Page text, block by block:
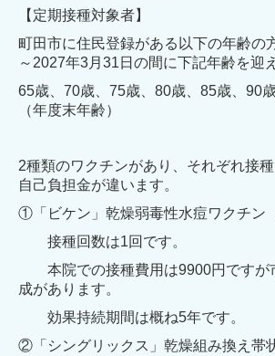
【定期接種対象者】
町田市に住民登録がある以下の年齢の
～2027年3月31日の間に下記年齢を迎
65歳、70歳、75歳、80歳、85歳、90
（年度末年齢）
2種類のワクチンがあり、それぞれ接種
自己負担金が違います。
①「ビケン」乾燥弱毒性水痘ワクチン
接種回数は1回です。
本院での接種費用は9900円ですが
成があります。
効果持続期間は概ね5年です。
②「シングリックス」乾燥組み換え帯